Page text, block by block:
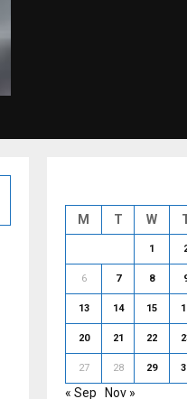
M T W
1
6 7 8
13 14 15
20 21 22
27 28 29
« Sep Nov »